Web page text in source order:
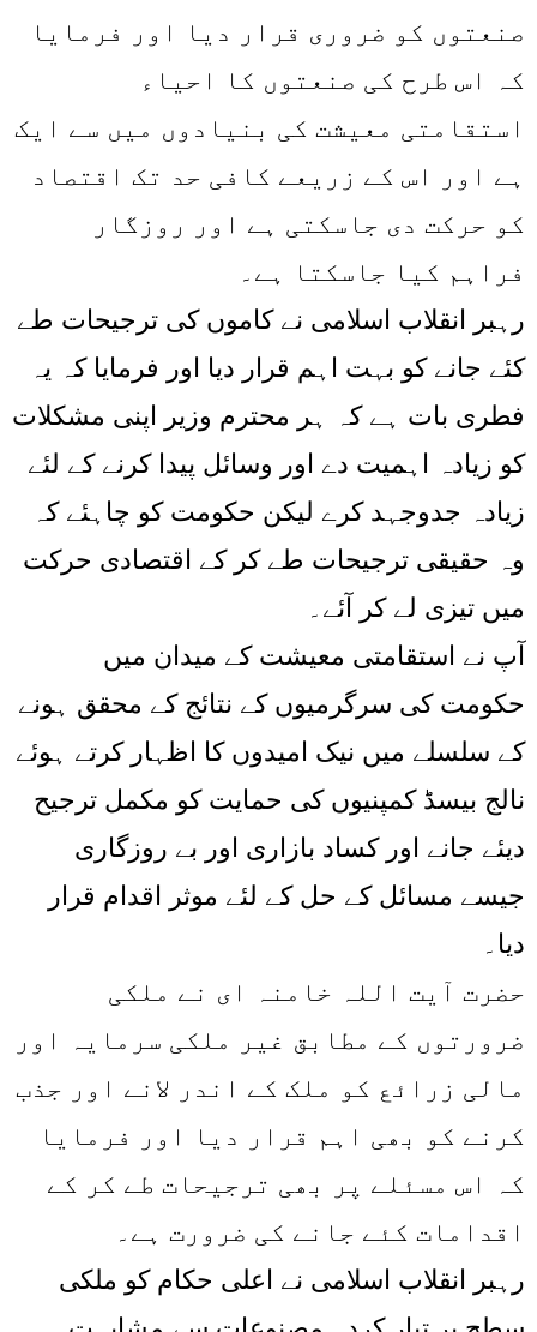
صنعتوں کو ضروری قرار دیا اور فرمایا
کہ اس طرح کی صنعتوں کا احیاء
استقامتی معیشت کی بنیادوں میں سے ایک
ہے اور اس کے زریعے کافی حد تک اقتصاد
کو حرکت دی جاسکتی ہے اور روزگار
فراہم کیا جاسکتا ہے۔
رہبر انقلاب اسلامی نے کاموں کی ترجیحات طے
کئے جانے کو بہت اہم قرار دیا اور فرمایا کہ یہ
فطری بات ہے کہ ہر محترم وزیر اپنی مشکلات
کو زیادہ اہمیت دے اور وسائل پیدا کرنے کے لئے
زیادہ جدوجہد کرے لیکن حکومت کو چاہئے کہ
وہ حقیقی ترجیحات طے کر کے اقتصادی حرکت
میں تیزی لے کر آئے۔
آپ نے استقامتی معیشت کے میدان میں
حکومت کی سرگرمیوں کے نتائج کے محقق ہونے
کے سلسلے میں نیک امیدوں کا اظہار کرتے ہوئے
نالج بیسڈ کمپنیوں کی حمایت کو مکمل ترجیح
دیئے جانے اور کساد بازاری اور بے روزگاری
جیسے مسائل کے حل کے لئے موثر اقدام قرار
دیا۔
حضرت آیت اللہ خامنہ ای نے ملکی
ضرورتوں کے مطابق غیر ملکی سرمایہ اور
مالی زرائع کو ملک کے اندر لانے اور جذب
کرنے کو بھی اہم قرار دیا اور فرمایا
کہ اس مسئلے پر بھی ترجیحات طے کر کے
اقدامات کئے جانے کی ضرورت ہے۔
رہبر انقلاب اسلامی نے اعلی حکام کو ملکی